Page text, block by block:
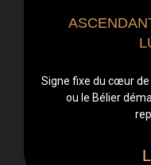
Signe fixe du cœur de
ou le Bélier